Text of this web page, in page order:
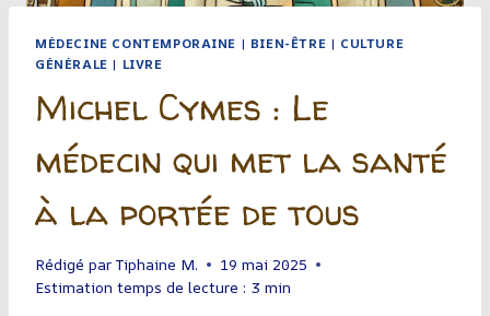
MÉDECINE CONTEMPORAINE | BIEN-ÊTRE | CULTURE
GÉNÉRALE | LIVRE
Michel Cymes : Le
médecin qui met la santé
à la portée de tous
Rédigé parTiphaine M.
19 mai 2025
Estimation temps de lecture : 3 min